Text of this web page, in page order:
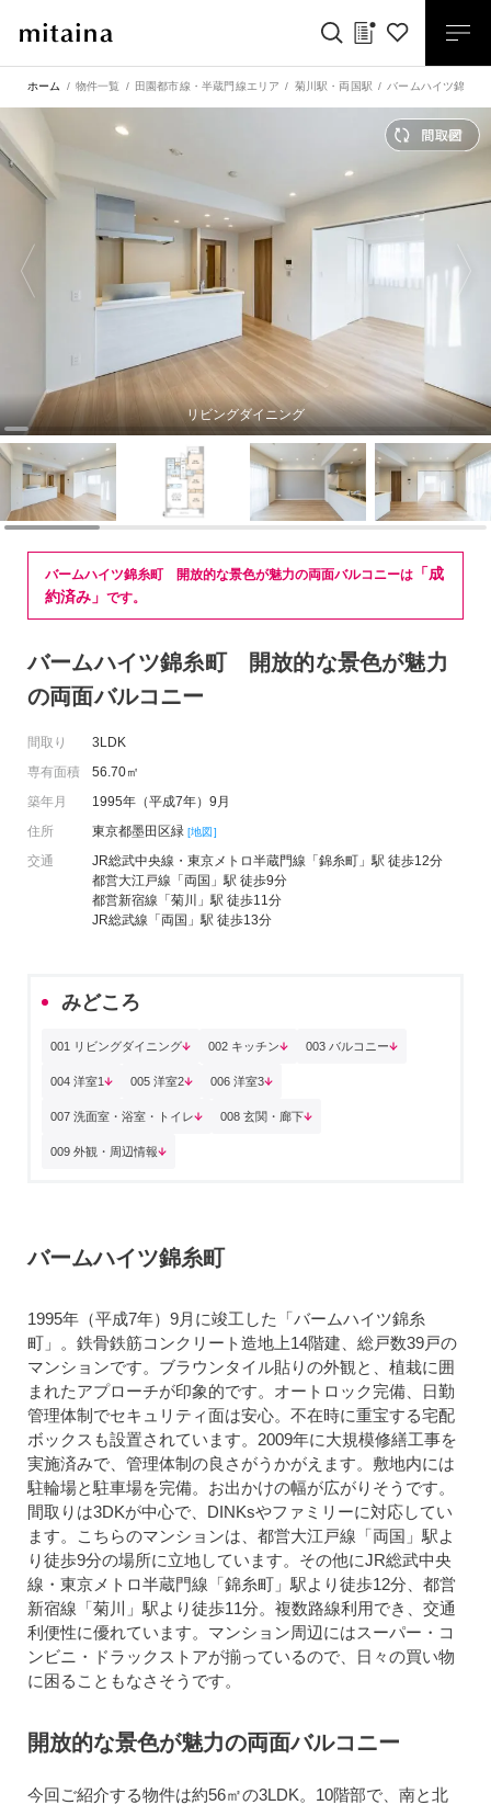
ホーム 物件一覧 田園都市線・半蔵門線エリア 菊川駅 ・両国駅 バームハイツ錦糸
リビングダイニング
バームハイツ錦糸町 開放的な景色が魅力の両面バルコニーは 「成
約済み」 です。
バームハイツ錦糸町 開放的な景色が魅力
の両面バルコニー
間取り
3LDK
専有面積
56.70㎡
築年月
1995年（平成7年）9月
住所
東京都墨田区緑 [地図]
交通
JR総武中央線・東京メトロ半蔵門線「錦糸町」駅 徒歩12分
都営大江戸線「両国」駅 徒歩9分
都営新宿線「菊川」駅 徒歩11分
JR総武線「両国」駅 徒歩13分
みどころ
001 リビングダイニング 002 キッチン 003 バルコニー
004 洋室1 005 洋室2 006 洋室3
007 洗面室・浴室・トイレ 008 玄関・廊下
009 外観・周辺情報
バームハイツ錦糸町
1995年（平成7年）9月に竣工した「バームハイツ錦糸
町」。鉄骨鉄筋コンクリート造地上14階建、総戸数39戸の
マンションです。ブラウンタイル貼りの外観と、植栽に囲
まれたアプローチが印象的です。オートロック完備、日勤
管理体制でセキュリティ面は安心。不在時に重宝する宅配
ボックスも設置されています。2009年に大規模修繕工事を
実施済みで、管理体制の良さがうかがえます。敷地内には
駐輪場と駐車場を完備。お出かけの幅が広がりそうです。
間取りは3DKが中心で、DINKsやファミリーに対応してい
ます。こちらのマンションは、都営大江戸線「両国」駅よ
り徒歩9分の場所に立地しています。その他にJR総武中央
線・東京メトロ半蔵門線「錦糸町」駅より徒歩12分、都営
新宿線「菊川」駅より徒歩11分。複数路線利用でき、交通
利便性に優れています。マンション周辺にはスーパー・コ
ンビニ・ドラックストアが揃っているので、日々の買い物
に困ることもなさそうです。
開放的な景色が魅力の両面バルコニー
今回ご紹介する物件は約56㎡の3LDK。10階部で、南と北